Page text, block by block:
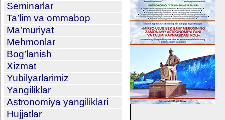
Seminarlar
Ta’lim va ommabop
Ma’muriyat
Mehmonlar
Bog’lanish
Xizmat
Yubilyarlarimiz
Yangiliklar
Astronomiya yangiliklari
Hujjatlar